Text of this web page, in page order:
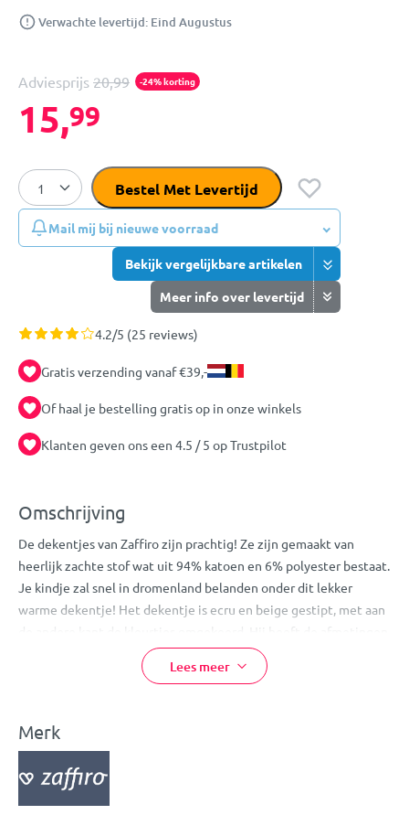
Verwachte levertijd: Eind Augustus
Adviesprijs 20,99 -24% korting
15,99
Bestel Met Levertijd
Mail mij bij nieuwe voorraad
Bekijk vergelijkbare artikelen
Meer info over levertijd
4.2/5 (25 reviews)
Gratis verzending vanaf €39,-
Of haal je bestelling gratis op in onze winkels
Klanten geven ons een 4.5 / 5 op Trustpilot
Omschrijving
De dekentjes van Zaffiro zijn prachtig! Ze zijn gemaakt van
heerlijk zachte stof wat uit 94% katoen en 6% polyester bestaat.
Je kindje zal snel in dromenland belanden onder dit lekker
warme dekentje! Het dekentje is ecru en beige gestipt, met aan
de andere kant de kleurtjes omgekeerd. Hij heeft de afmetingen
Zaffiro wiegdeken
75 x100 cm
Kleur: ecru & beige gestipt
Lees meer
Merk